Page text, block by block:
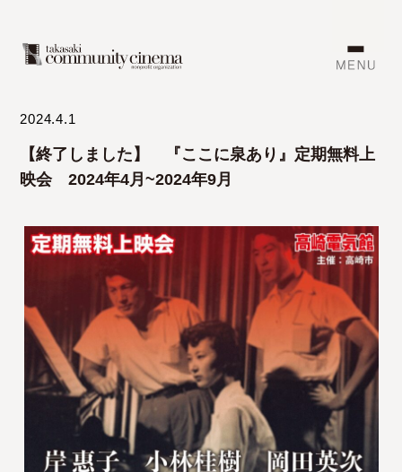
2024.4.1
【終了しました】 『ここに泉あり』定期無料上
映会 2024年4月~2024年9月